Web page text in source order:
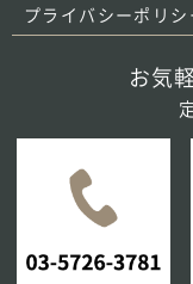
プライバシーポリシ
お気